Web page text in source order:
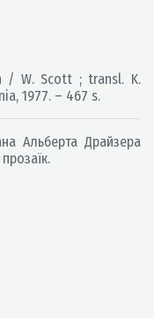
/ W. Scott ; transl. K.
1977. – 467 s.
Альберта Драйзера